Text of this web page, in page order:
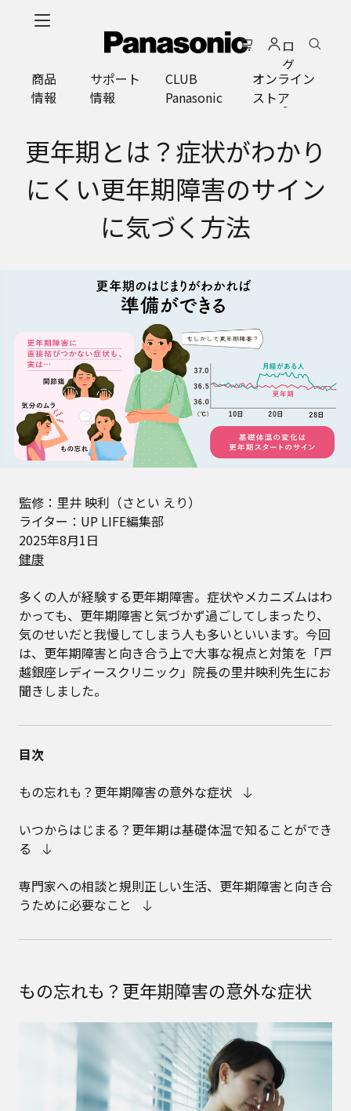
ロ
グ
イ
ン
商品
情報
サポート
情報
CLUB
Panasonic
オンライン
ストア
更年期とは？症状がわかり
にくい更年期障害のサイン
に気づく方法
監修：里井 映利（さとい えり）
ライター：UP LIFE編集部
2025年8月1日
健康
多くの人が経験する更年期障害。症状やメカニズムはわ
かっても、更年期障害と気づかず過ごしてしまったり、
気のせいだと我慢してしまう人も多いといいます。今回
は、更年期障害と向き合う上で大事な視点と対策を「戸
越銀座レディースクリニック」院長の里井映利先生にお
聞きしました。
目次
もの忘れも？更年期障害の意外な症状
いつからはじまる？更年期は基礎体温で知ることができ
る
専門家への相談と規則正しい生活、更年期障害と向き合
うために必要なこと
もの忘れも？更年期障害の意外な症状